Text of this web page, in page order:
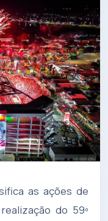
as ações de
do 59º